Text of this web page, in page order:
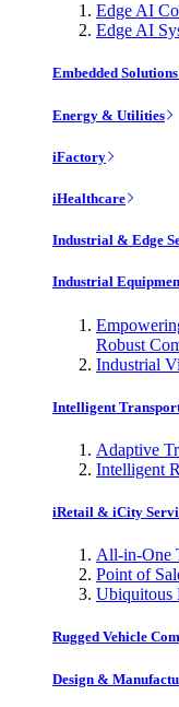
Edge AI
Edge AI
Embedded
Energy & Utilities
iFactory
iHealthcare
Industrial & Edge
Industrial
Robust
Industrial
Intelligent
Adaptive
Intelligent
iRetail & iCity
All-in-One
Point of
Ubiquitous
Rugged Vehicle
Design &